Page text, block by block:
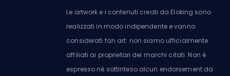
Le artwork e i contenuti creati da Eloking sono
realizzati in modo indipendente e vanno
considerati fan art: non siamo ufficialmente
affiliati ai proprietari dei marchi citati. Non è
espresso né sottinteso alcun endorsement da